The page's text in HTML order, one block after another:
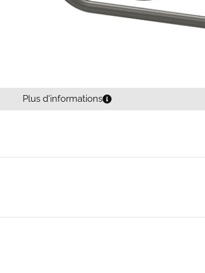
Plus d'informations